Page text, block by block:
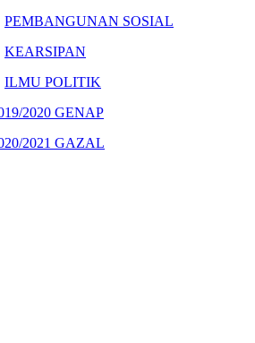
PEMBANGUNAN SOSIAL
KEARSIPAN
ILMU POLITIK
2020 GENAP
2021 GAZAL